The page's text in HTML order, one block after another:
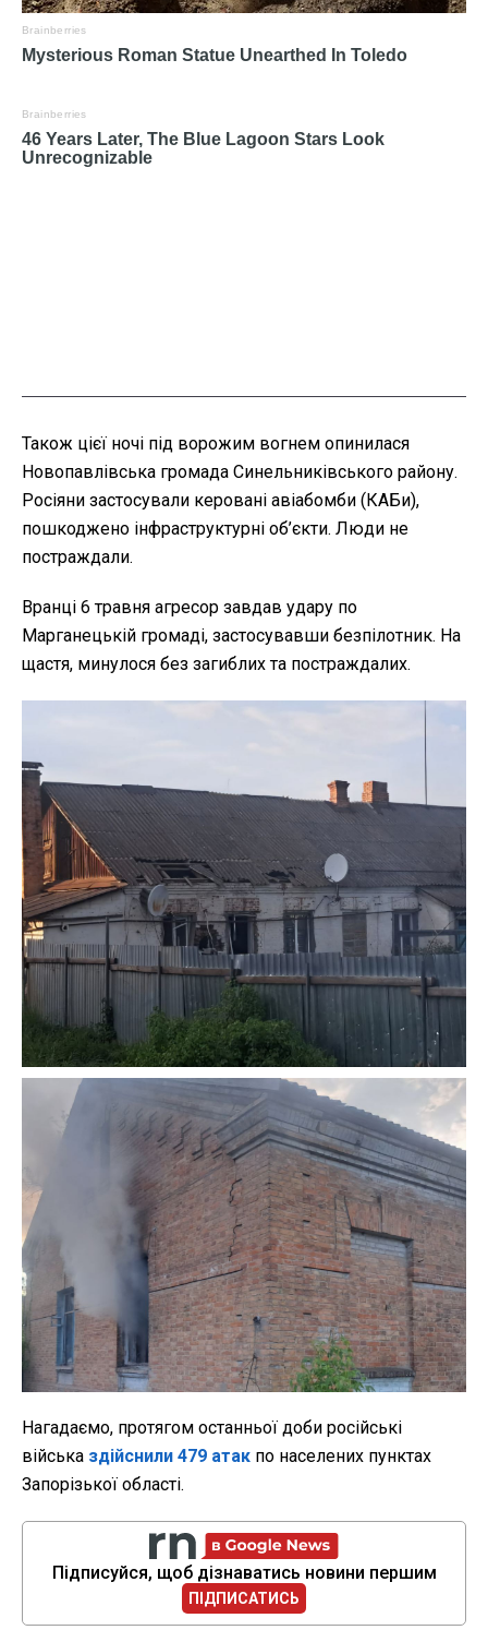
Також цієї ночі під ворожим вогнем опинилася
Новопавлівська громада Синельниківського району.
Росіяни застосували керовані авіабомби (КАБи),
пошкоджено інфраструктурні об’єкти. Люди не
постраждали.
Вранці 6 травня агресор завдав удару по
Марганецькій громаді, застосувавши безпілотник. На
щастя, минулося без загиблих та постраждалих.
Нагадаємо, протягом останньої доби російські
війська здійснили 479 атак по населених пунктах
Запорізької області.
Підписуйся, щоб дізнаватись новини першим
ПІДПИСАТИСЬ